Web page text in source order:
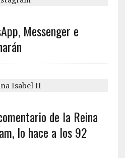
Messenger e
de la Reina
lo hace a los 92